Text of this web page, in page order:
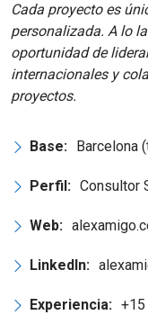
Cada proyecto es
personalizada. A lo
oportunidad de
internacionales y
proyectos.
Base: Barcelona
Perfil: Consultor
Web:
LinkedIn:
Experiencia: +15